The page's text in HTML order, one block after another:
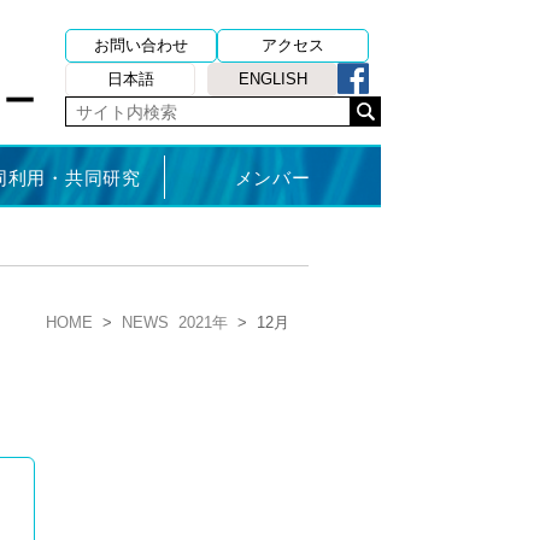
お問い合わせ
アクセス
日本語
ENGLISH
利用・共同研究 メンバー
HOME > NEWS 2021年 > 12月